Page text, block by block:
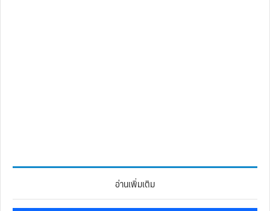
อ่านเพิ่มเติม